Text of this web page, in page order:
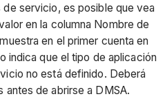
de servicio, es posible que vea
en la columna Nombre de
en el primer cuenta en
indica que el tipo de aplicación
no está definido. Deberá
antes de abrirse a DMSA.